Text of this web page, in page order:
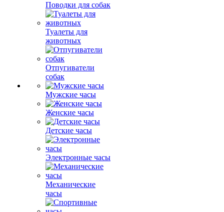
Поводки для собак
Туалеты для
животных
Отпугиватели
собак
Мужские часы
Женские часы
Детские часы
Электронные часы
Механические
часы